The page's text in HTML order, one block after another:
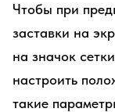
Чтобы при
заставки на
на значок
настроить
такие